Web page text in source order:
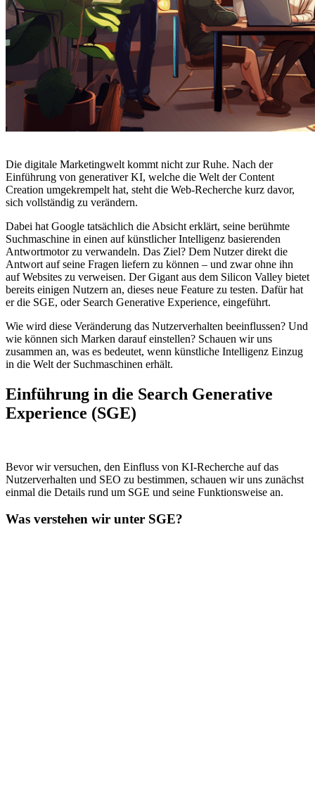
Die digitale Marketingwelt kommt nicht zur Ruhe. Nach der
Einführung von generativer KI, welche die Welt der Content
Creation umgekrempelt hat, steht die Web-Recherche kurz davor,
sich vollständig zu verändern.
Dabei hat Google tatsächlich die Absicht erklärt, seine berühmte
Suchmaschine in einen auf künstlicher Intelligenz basierenden
Antwortmotor zu verwandeln. Das Ziel? Dem Nutzer direkt die
Antwort auf seine Fragen liefern zu können – und zwar ohne ihn
auf Websites zu verweisen. Der Gigant aus dem Silicon Valley bietet
bereits einigen Nutzern an, dieses neue Feature zu testen. Dafür hat
er die SGE, oder Search Generative Experience, eingeführt.
Wie wird diese Veränderung das Nutzerverhalten beeinflussen? Und
wie können sich Marken darauf einstellen? Schauen wir uns
zusammen an, was es bedeutet, wenn künstliche Intelligenz Einzug
in die Welt der Suchmaschinen erhält.
Einführung in die Search Generative
Experience (SGE)
Bevor wir versuchen, den Einfluss von KI-Recherche auf das
Nutzerverhalten und SEO zu bestimmen, schauen wir uns zunächst
einmal die Details rund um SGE und seine Funktionsweise an.
Was verstehen wir unter SGE?